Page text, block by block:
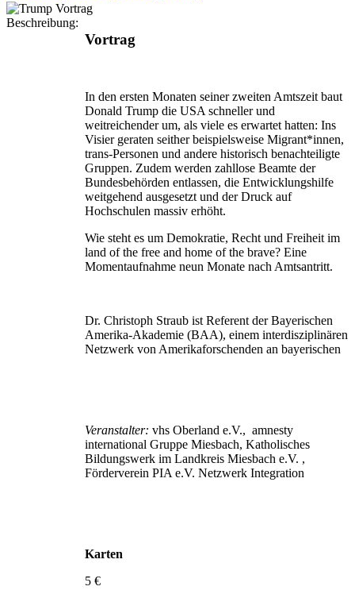
Beschreibung:
Vortrag
In den ersten Monaten seiner zweiten Amtszeit baut
Donald Trump die USA schneller und
weitreichender um, als viele es erwartet hatten: Ins
Visier geraten seither beispielsweise Migrant*innen,
trans-Personen und andere historisch benachteiligte
Gruppen. Zudem werden zahllose Beamte der
Bundesbehörden entlassen, die Entwicklungshilfe
weitgehend ausgesetzt und der Druck auf
Hochschulen massiv erhöht.
Wie steht es um Demokratie, Recht und Freiheit im
land of the free and home of the brave? Eine
Momentaufnahme neun Monate nach Amtsantritt.
Dr. Christoph Straub ist Referent der Bayerischen
Amerika-Akademie (BAA), einem interdisziplinären
Netzwerk von Amerikaforschenden an bayerischen
Veranstalter: vhs Oberland e.V., amnesty
international Gruppe Miesbach, Katholisches
Bildungswerk im Landkreis Miesbach e.V. ,
Förderverein PIA e.V. Netzwerk Integration
Karten
5 €